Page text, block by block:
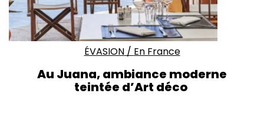
ÉVASION/ En France
Au Juana,ambiance moderne
teintée d’Art déco